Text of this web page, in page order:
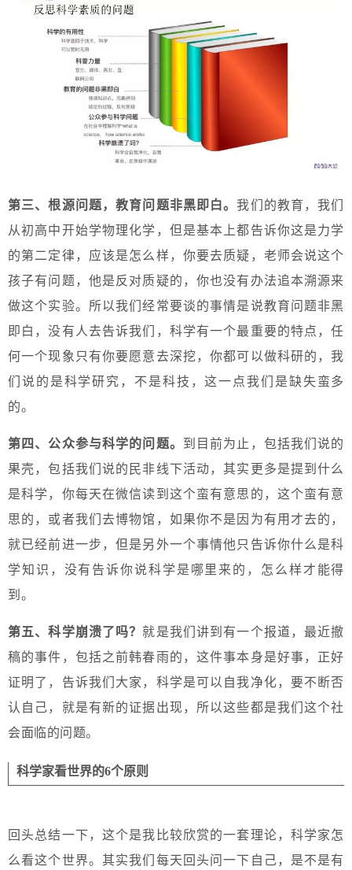
第三、根源问题，教育问题非黑即白。我们的教育，我们
从初高中开始学物理化学，但是基本上都告诉你这是力学
的第二定律，应该是怎么样，你要去质疑，老师会说这个
孩子有问题，他是反对质疑的，你也没有办法追本溯源来
做这个实验。所以我们经常要谈的事情是说教育问题非黑
即白，没有人去告诉我们，科学有一个最重要的特点，任
何一个现象只有你要愿意去深挖，你都可以做科研的，我
们说的是科学研究，不是科技，这一点我们是缺失蛮多
的。
第四、公众参与科学的问题。 到目前为止，包括我们说的
果壳，包括我们说的民非线下活动，其实更多是提到什么
是科学，你每天在微信读到这个蛮有意思的，这个蛮有意
思的，或者我们去博物馆，如果你不是因为有用才去的，
就已经前进一步，但是另外一个事情他只告诉你什么是科
学知识，没有告诉你说科学是哪里来的，怎么样才能得
到。
第五、科学崩溃了吗？就是我们讲到有一个报道，最近撤
稿的事件，包括之前韩春雨的，这件事本身是好事，正好
证明了，告诉我们大家，科学是可以自我净化，要不断否
认自己，就是有新的证据出现，所以这些都是我们这个社
会面临的问题。
科学家看世界的6个原则
回头总结一下，这个是我比较欣赏的一套理论，科学家怎
么看这个世界。其实我们每天回头问一下自己，是不是有